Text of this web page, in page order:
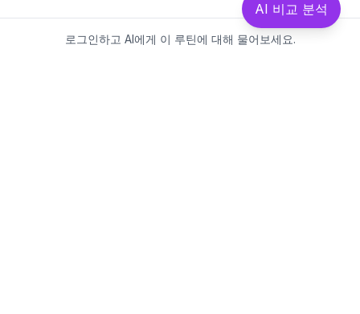
로그인하고 AI에게 이 루틴에 대해 물어보세요.
AI 비교 분석